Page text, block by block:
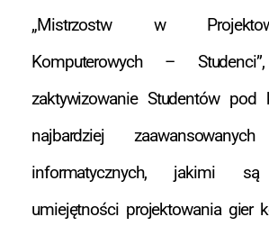
„Mistrzostw w
Komputerowych –
zaktywizowanie Studentów pod
najbardziej
informatycznych, jakimi
umiejętności projektowania gier